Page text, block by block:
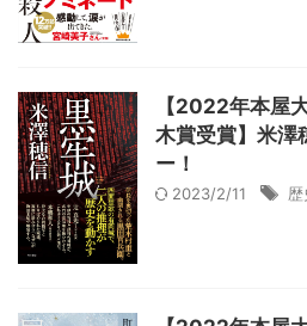
【2022年本屋
木賞受賞】米澤
ー！
2023/2/11 歴